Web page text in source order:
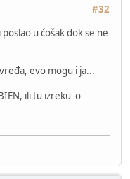
#32
u ćošak dok se ne
evo mogu i ja...
ili tu izreku o